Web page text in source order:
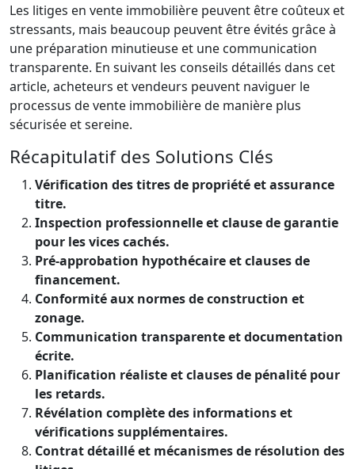
Les litiges en vente immobilière peuvent être coûteux et
stressants, mais beaucoup peuvent être évités grâce à
une préparation minutieuse et une communication
transparente. En suivant les conseils détaillés dans cet
article, acheteurs et vendeurs peuvent naviguer le
processus de vente immobilière de manière plus
sécurisée et sereine.
Récapitulatif des Solutions Clés
Vérification des titres de propriété et assurance
titre.
Inspection professionnelle et clause de garantie
pour les vices cachés.
Pré-approbation hypothécaire et clauses de
financement.
Conformité aux normes de construction et
zonage.
Communication transparente et documentation
écrite.
Planification réaliste et clauses de pénalité pour
les retards.
Révélation complète des informations et
vérifications supplémentaires.
Contrat détaillé et mécanismes de résolution des